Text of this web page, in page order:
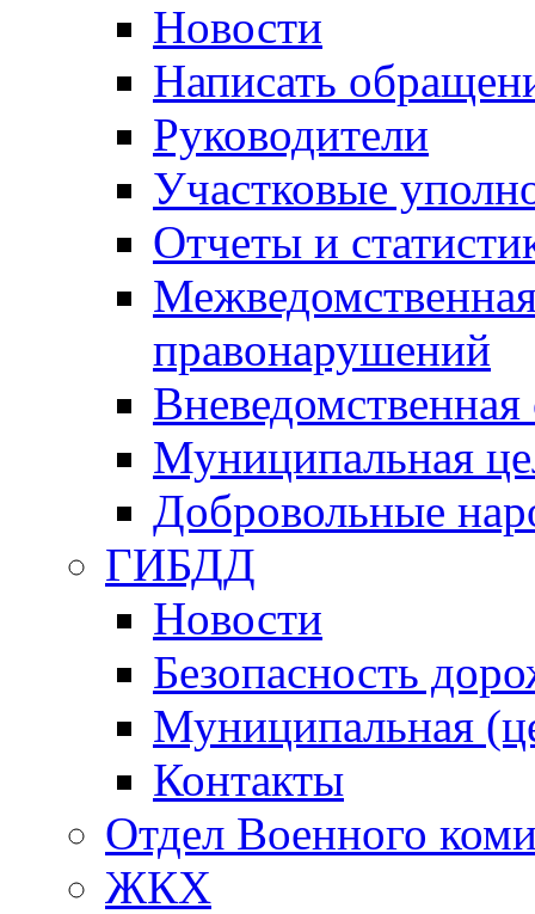
Новости
Написать
Руководители
Участковые
Отчеты и
правонарушений
Вневедомственная
Муниципальная
Добровольные
ГИБДД
Новости
Безопасность
Муниципальная
Контакты
Отдел Военного
ЖКХ